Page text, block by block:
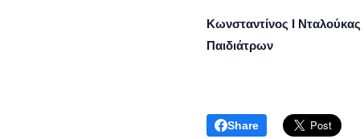
Κωνσταντίνος Ι
Παιδιάτρων
Share